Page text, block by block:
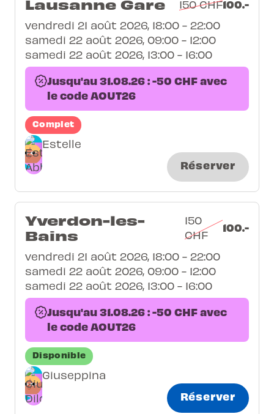
Lausanne Gare 150 CHF100.-
vendredi 21 août 2026, 18:00 - 22:00
samedi 22 août 2026, 09:00 - 12:00
samedi 22 août 2026, 13:00 - 16:00
Jusqu'au 31.08.26 : -50 CHF avec
le code AOUT26
Complet
Estelle
Réserver
Yverdon-les-
Bains
150
CHF
100.-
vendredi 21 août 2026, 18:00 - 22:00
samedi 22 août 2026, 09:00 - 12:00
samedi 22 août 2026, 13:00 - 16:00
Jusqu'au 31.08.26 : -50 CHF avec
le code AOUT26
Disponible
Giuseppina
Réserver